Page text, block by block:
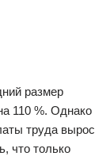
размер
110 %. Однако
труда вырос
что только